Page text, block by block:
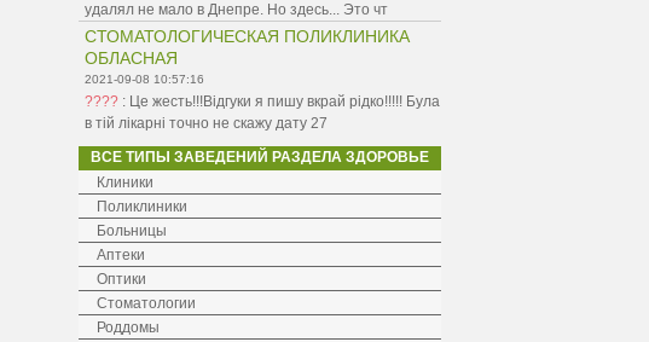
удалял не мало в Днепре. Но здесь... Это чт
СТОМАТОЛОГИЧЕСКАЯ ПОЛИКЛИНИКА
ОБЛАСНАЯ
2021-09-08 10:57:16
???? : Це жесть!!!Відгуки я пишу вкрай рідко!!!!! Була
в тій лікарні точно не скажу дату 27
ВСЕ ТИПЫ ЗАВЕДЕНИЙ РАЗДЕЛА ЗДОРОВЬЕ
Клиники
Поликлиники
Больницы
Аптеки
Оптики
Стоматологии
Роддомы